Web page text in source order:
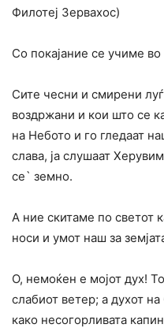
Филотеј Зервахос)
Со покајание се учиме
Сите чесни и смирени
воздржани и кои што се
на Небото и го гледаат
слава, ја слушаат
се` земно.
А ние скитаме по светот
носи и умот наш за
О, немоќен е мојот дух!
слабиот ветер; а духот
како несогорливата